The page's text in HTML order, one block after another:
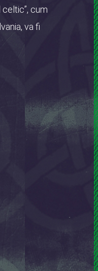
celtic”, cum
va fi